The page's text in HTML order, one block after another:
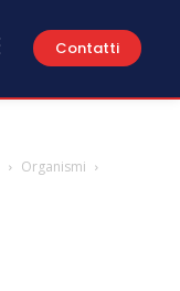
Contatti
Organismi